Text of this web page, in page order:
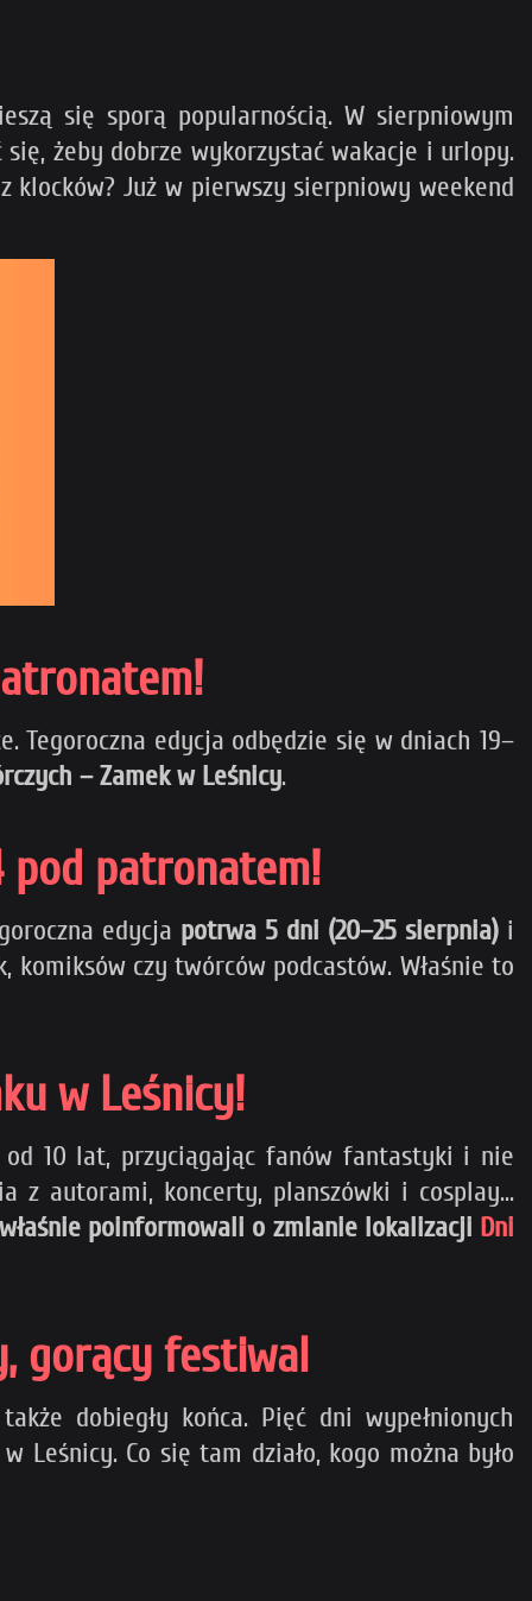
się sporą popularnością. W sierpniowym
żeby dobrze wykorzystać wakacje i urlopy.
Już w pierwszy sierpniowy weekend
Tegoroczna edycja odbędzie się w dniach 19–
– Zamek w Leśnicy.
pod patronatem!
edycja potrwa 5 dni (20–25 sierpnia) i
czy twórców podcastów. Właśnie to
w Leśnicy!
od 10 lat, przyciągając fanów fantastyki i nie
z autorami, koncerty, planszówki i cosplay...
poinformowali o zmianie lokalizacji Dni
gorący festiwal
dobiegły końca. Pięć dni wypełnionych
Co się tam działo, kogo można było